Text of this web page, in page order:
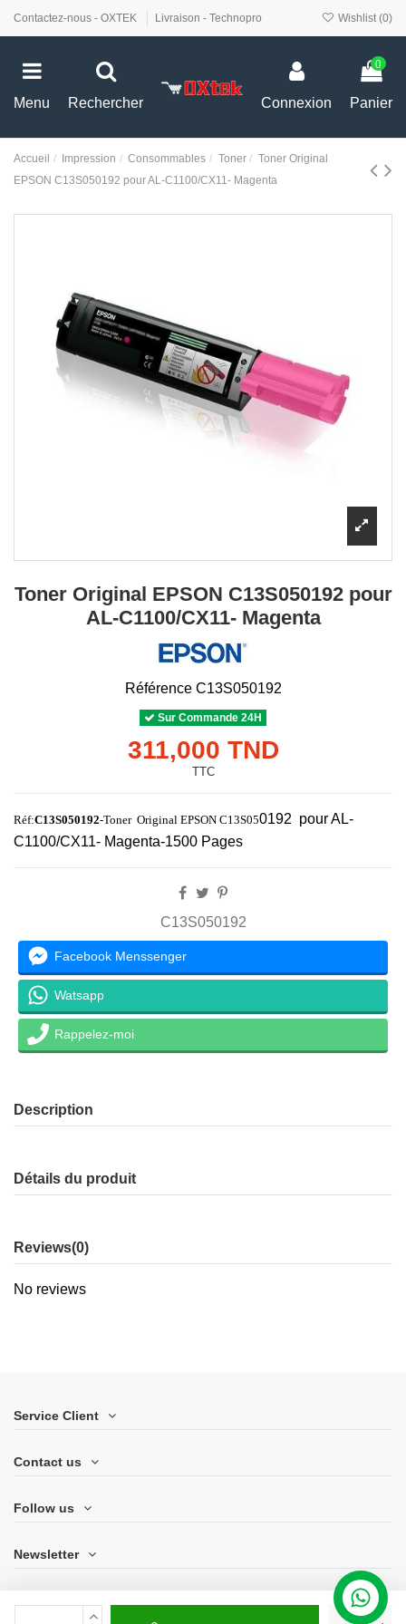
Contactez-nous - OXTEK Livraison - Technopro Wishlist (0)
Menu Rechercher Connexion
0
Panier
Accueil Impression Consommables Toner
Toner Original
EPSON C13S050192 pour AL-C1100/CX11- Magenta
Toner Original EPSON C13S050192 pour
AL-C1100/CX11- Magenta
Référence C13S050192
Sur Commande 24H
311,000 TND
TTC
Réf:C13S050192-Toner Original EPSON C13S050192 pour AL-
C1100/CX11- Magenta-1500 Pages
C13S050192
Facebook Menssenger
Watsapp
Rappelez-moi
Description
Détails du produit
Reviews(0)
No reviews
Service Client
Contact us
Follow us
Newsletter